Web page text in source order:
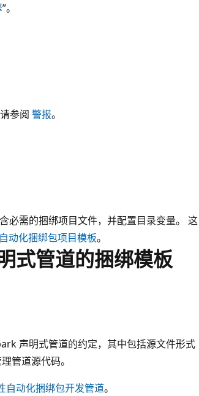
”。
参阅 警报。
必需的捆绑项目文件，并配置目录变量。 这
动化捆绑包项目模板。
式管道的捆绑模板
声明式管道的约定，其中包括源文件形式
管道源代码。
自动化捆绑包开发管道。